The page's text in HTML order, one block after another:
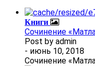
Книги
Сочинение
Post by admin
- июнь 10, 2018
Сочинение